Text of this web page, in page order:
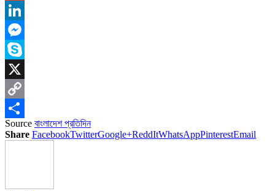
Reddit
LinkedIn
Messenger
Skype
X
Copy
Link
Share
Source বাংলাদেশ প্রতিদিন
Share FacebookTwitterGoogle+ReddItWhatsAppPinterestEmail